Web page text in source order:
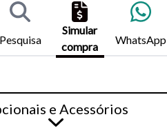
Fechar
Pesquisa
Simular
compra
WhatsApp
e Acessórios